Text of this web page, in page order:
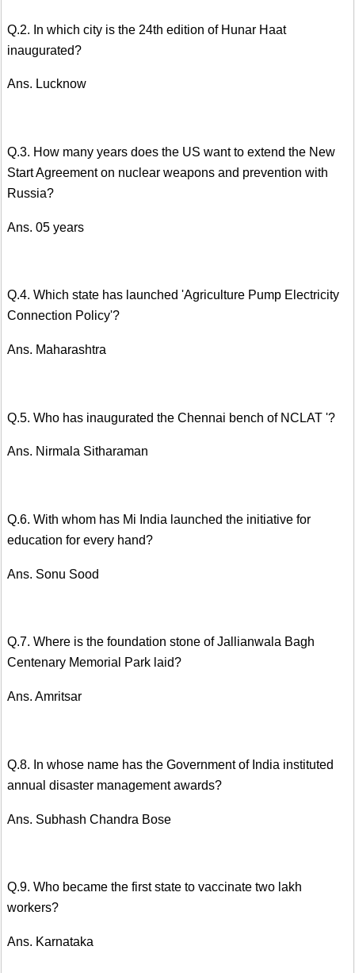
Q.2. In which city is the 24th edition of Hunar Haat
inaugurated?
Ans. Lucknow
Q.3. How many years does the US want to extend the New
Start Agreement on nuclear weapons and prevention with
Russia?
Ans. 05 years
Q.4. Which state has launched 'Agriculture Pump Electricity
Connection Policy'?
Ans. Maharashtra
Q.5. Who has inaugurated the Chennai bench of NCLAT '?
Ans. Nirmala Sitharaman
Q.6. With whom has Mi India launched the initiative for
education for every hand?
Ans. Sonu Sood
Q.7. Where is the foundation stone of Jallianwala Bagh
Centenary Memorial Park laid?
Ans. Amritsar
Q.8. In whose name has the Government of India instituted
annual disaster management awards?
Ans. Subhash Chandra Bose
Q.9. Who became the first state to vaccinate two lakh
workers?
Ans. Karnataka